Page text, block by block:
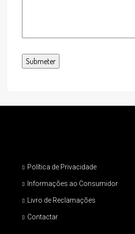
Política de Privacidade
Informações ao Consumidor
Livro de Reclamações
Contactar